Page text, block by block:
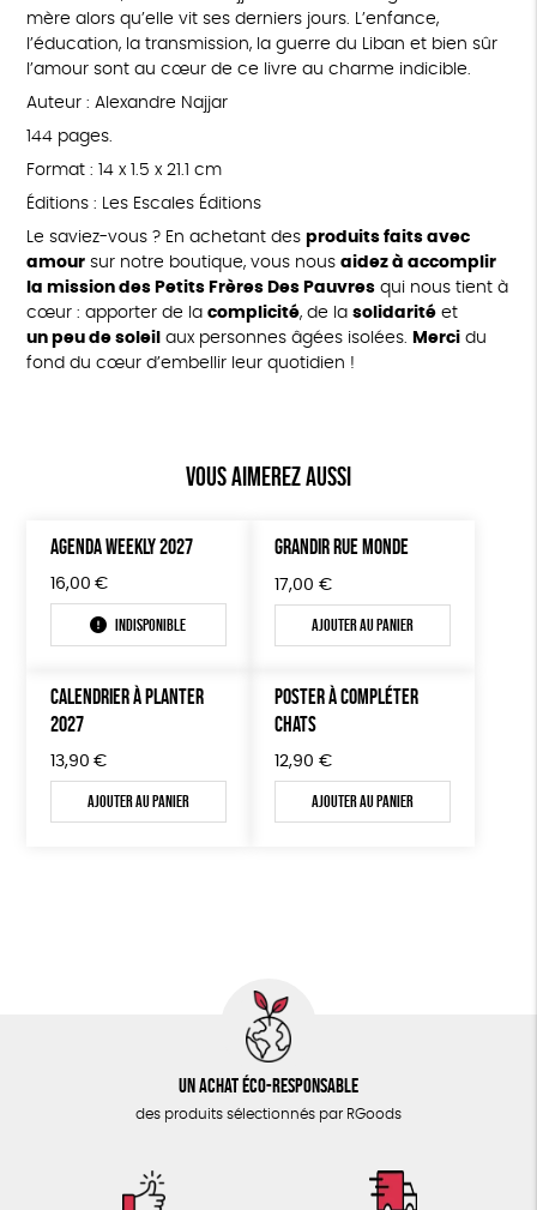
mère alors qu’elle vit ses derniers jours. L’enfance,
l’éducation, la transmission, la guerre du Liban et bien sûr
l’amour sont au cœur de ce livre au charme indicible.
Auteur : Alexandre Najjar
144 pages.
Format : 14 x 1.5 x 21.1 cm
Éditions : Les Escales Éditions
Le saviez-vous ? En achetant des produits faits avec
amoursur notre boutique, vous nous aidez à accomplir
la mission des Petits Frères Des Pauvresqui nous tient à
cœur : apporter de la complicité, de la solidaritéet
un peu de soleil aux personnes âgées isolées. Mercidu
fond du cœur d’embellir leur quotidien !
Vous aimerez aussi
AGENDA WEEKLY 2027
16,00 €
Indisponible
GRANDIR RUE MONDE
17,00 €
Ajouter au panier
CALENDRIER À PLANTER
2027
13,90 €
Ajouter au panier
POSTER À COMPLÉTER
CHATS
12,90 €
Ajouter au panier
Un achat éco-responsable
des produits sélectionnés par RGoods